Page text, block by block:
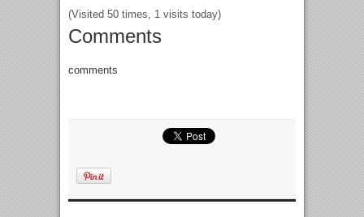
(Visited 50 times, 1 visits today)
Comments
comments